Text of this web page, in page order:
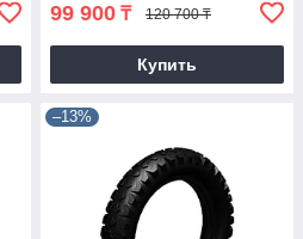
99 900 ₸ 120 700 ₸
Купить
–13%